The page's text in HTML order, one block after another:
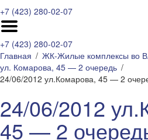
+7 (423) 280-02-07
+7 (423) 280-02-07
Главная
ЖК-Жилые комплексы во
ул. Комарова, 45 — 2 очередь
24/06/2012 ул.Комарова, 45 — 2
24/06/2012
45 — 2